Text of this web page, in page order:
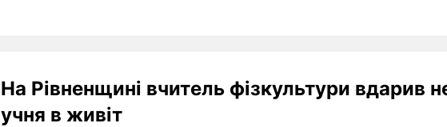
На Рівненщині вчитель фізкультури вдарив
учня в живіт